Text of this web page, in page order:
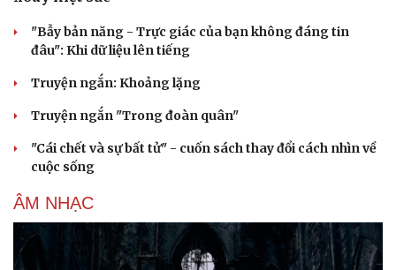
"Bẫy bản năng - Trực giác của bạn không đáng tin
đâu": Khi dữ liệu lên tiếng
Truyện ngắn: Khoảng lặng
Truyện ngắn "Trong đoàn quân"
"Cái chết và sự bất tử" - cuốn sách thay đổi cách nhìn về
cuộc sống
ÂM NHẠC